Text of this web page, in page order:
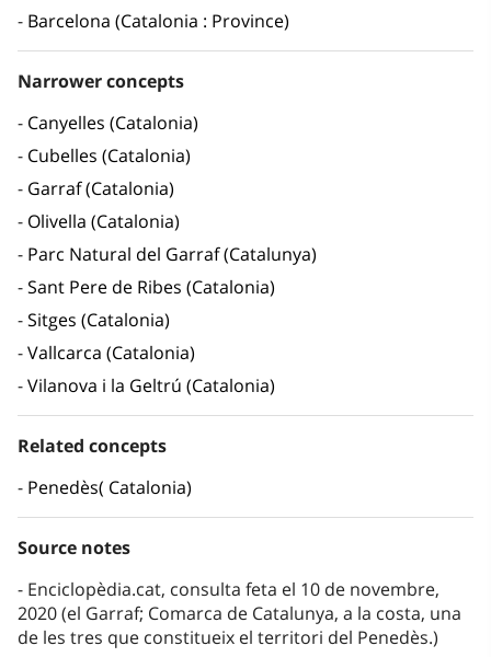
Barcelona (Catalonia : Province)
Narrower concepts
Canyelles (Catalonia)
Cubelles (Catalonia)
Garraf (Catalonia)
Olivella (Catalonia)
Parc Natural del Garraf (Catalunya)
Sant Pere de Ribes (Catalonia)
Sitges (Catalonia)
Vallcarca (Catalonia)
Vilanova i la Geltrú (Catalonia)
Related concepts
Penedès( Catalonia)
Source notes
Enciclopèdia.cat, consulta feta el 10 de novembre,
2020 (el Garraf; Comarca de Catalunya, a la costa, una
de les tres que constitueix el territori del Penedès.)